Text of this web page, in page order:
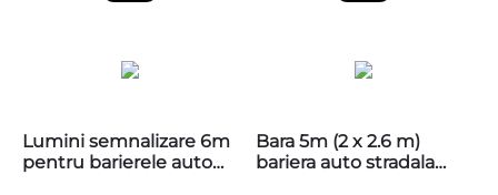
Lumini semnalizare 6m
pentru barierele auto
Bara 5m (2 x 2.6 m)
bariera auto stradala